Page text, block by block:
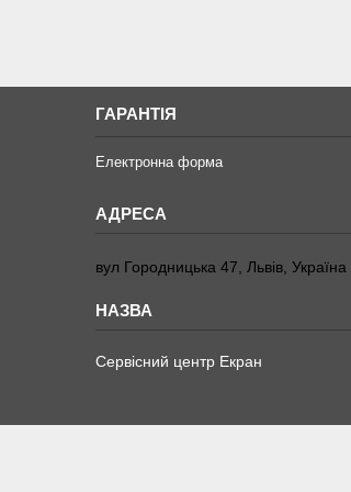
ГАРАНТІЯ
Електронна форма
вул Городницька 47, Львів, Україна
Сервісний центр Екран